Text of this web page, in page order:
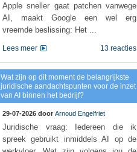
Apple sneller gaat patchen vanwege
AI, maakt Google een wel erg
vreemde beslissing: Het ...
13 reacties
Lees meer
Wat zijn op dit moment de belangrijkste
juridische aandachtspunten voor de inzet
van AI binnen het bedrijf?
29-07-2026 door Arnoud Engelfriet
Juridische vraag: Iedereen die ik
spreek gebruikt inmiddels AI op de